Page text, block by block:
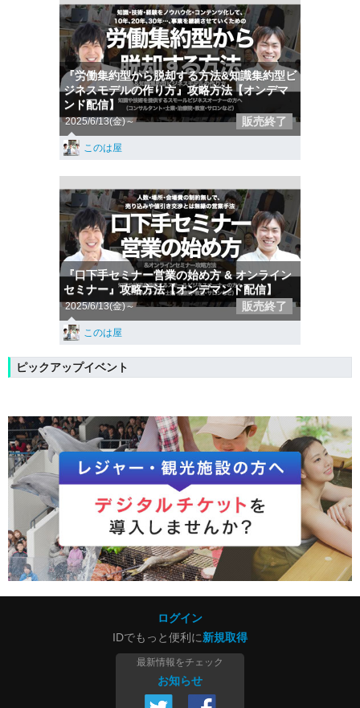
『労働集約型から脱却する方法&知識集約型ビ
ジネスモデルの作り方』攻略方法【オンデマ
ンド配信】
2025/6/13(金)～ 販売終了
このは屋
『口下手セミナー営業の始め方 & オンライン
セミナー』攻略方法【オンデマンド配信】
2025/6/13(金)～ 販売終了
このは屋
ピックアップイベント
ログイン
IDでもっと便利に新規取得
最新情報をチェック
お知らせ